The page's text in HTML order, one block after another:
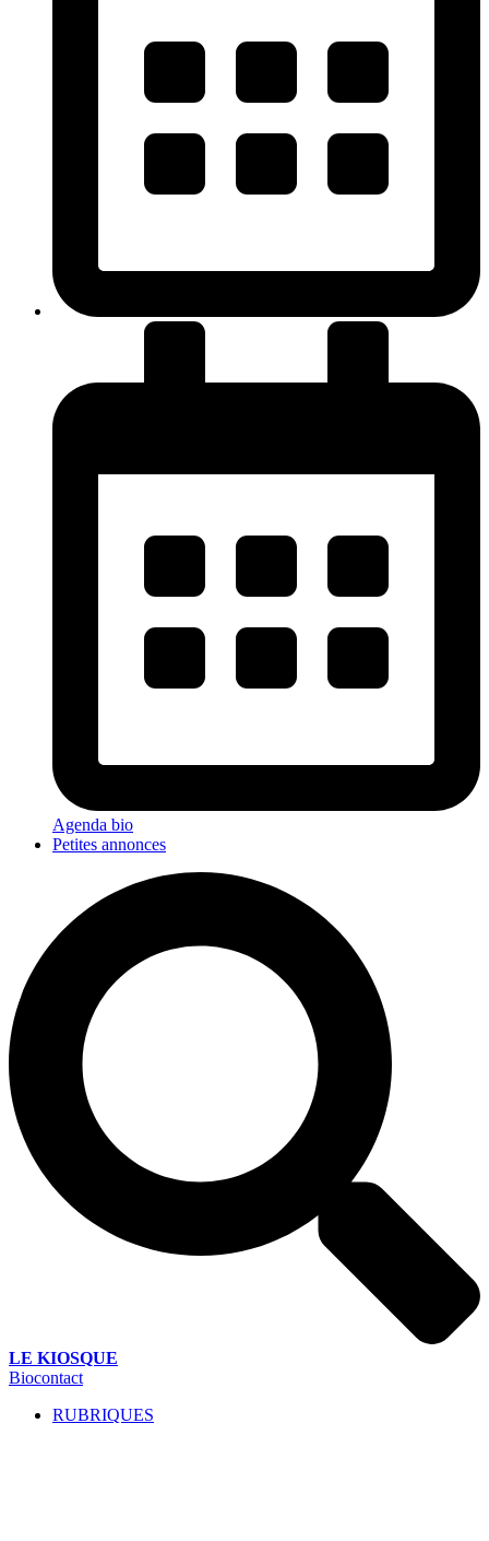
Agenda bio
Petites annonces
LE KIOSQUE
Biocontact
RUBRIQUES